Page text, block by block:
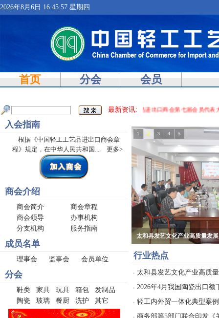
2026年8月6日 16:45:57 星期四
首页 分会 会员
最新资讯:
· 关于召开中国轻工工艺品进出口商会第七届会员代表
入会指南
根据《中国轻工工艺品进出口商会章
程》规定，在中华人民共和国.... 更多>
商会介绍
商会简介
商会章程
商会领导
办事机构
分支机构
服务指南
成员名单
理事会 监事会 会员单位
分会
鞋类 家具 玩具 箱包
发制品
陶瓷
玻璃 餐厨 洗护 其它
太和县发艺文化产业高质量发
商会发制品分会四届三次副理
1 2 3 4 5
行业热点
● 太和县发艺文化产业高质
● 2026年4月我国陶瓷出口额
● 轻工内外贸一体化典型案例
商务部等5部门联合印发《